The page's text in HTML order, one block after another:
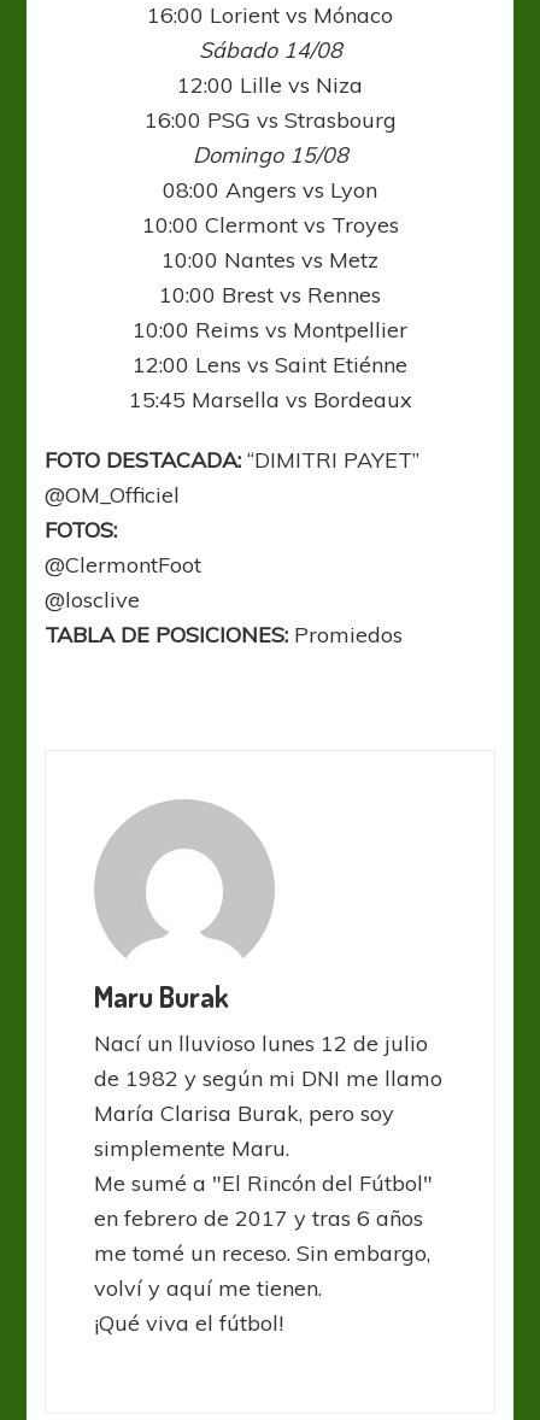
16:00 Lorient vs Mónaco
Sábado 14/08
12:00 Lille vs Niza
16:00 PSG vs Strasbourg
Domingo 15/08
08:00 Angers vs Lyon
10:00 Clermont vs Troyes
10:00 Nantes vs Metz
10:00 Brest vs Rennes
10:00 Reims vs Montpellier
12:00 Lens vs Saint Etiénne
15:45 Marsella vs Bordeaux
FOTO DESTACADA: “DIMITRI PAYET”
@OM_Officiel
FOTOS:
@ClermontFoot
@losclive
TABLA DE POSICIONES: Promiedos
Maru Burak
Nací un lluvioso lunes 12 de julio
de 1982 y según mi DNI me llamo
María Clarisa Burak, pero soy
simplemente Maru.
Me sumé a "El Rincón del Fútbol"
en febrero de 2017 y tras 6 años
me tomé un receso. Sin embargo,
volví y aquí me tienen.
¡Qué viva el fútbol!